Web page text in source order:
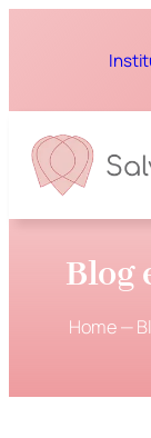
Blog
Home—